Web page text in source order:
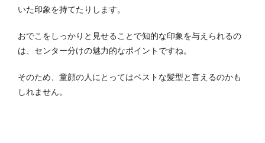
いた印象を持てたりします。
おでこをしっかりと見せることで知的な印象を与えられるの
は、センター分けの魅力的なポイントですね。
そのため、童顔の人にとってはベストな髪型と言えるのかも
しれません。